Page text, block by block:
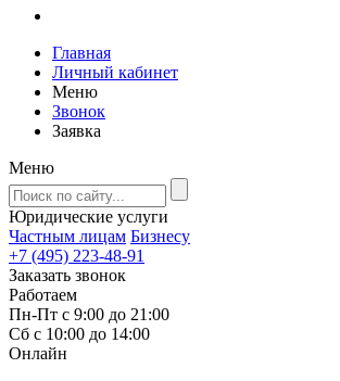
Главная
Личный кабинет
Меню
Звонок
Заявка
Меню
Юридические услуги
Частным лицам Бизнесу
+7 (495) 223-48-91
Заказать звонок
Работаем
Пн-Пт с 9:00 до 21:00
Сб с 10:00 до 14:00
Онлайн